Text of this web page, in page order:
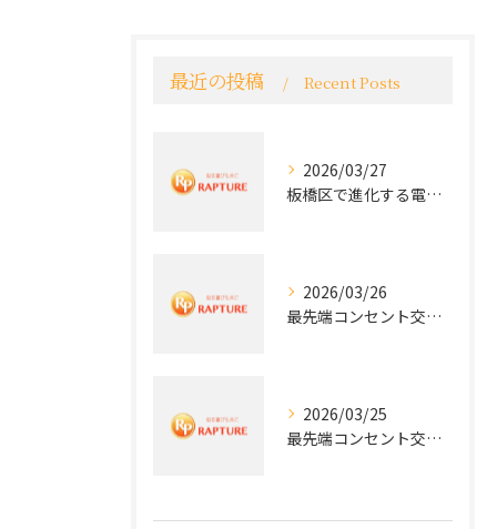
最近の投稿 Recent Posts
2026/03/27
板橋区で進化する電気工事と最新コンセント交換技術
2026/03/26
最先端コンセント交換で快適な生活を実現する電気工事の技術
2026/03/25
最先端コンセント交換で実現する安全と快適な住環境